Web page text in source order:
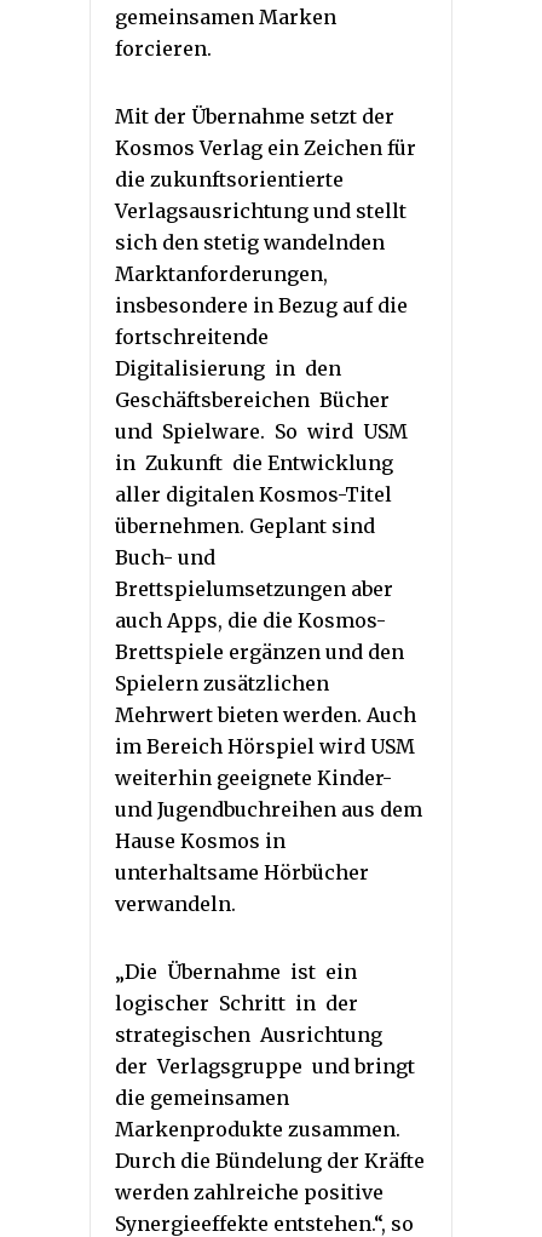
gemeinsamen Marken
forcieren.
Mit der Übernahme setzt der
Kosmos Verlag ein Zeichen für
die zukunftsorientierte
Verlagsausrichtung und stellt
sich den stetig wandelnden
Marktanforderungen,
insbesondere in Bezug auf die
fortschreitende
Digitalisierung in den
Geschäftsbereichen Bücher
und Spielware. So wird USM
in Zukunft die Entwicklung
aller digitalen Kosmos-Titel
übernehmen. Geplant sind
Buch- und
Brettspielumsetzungen aber
auch Apps, die die Kosmos-
Brettspiele ergänzen und den
Spielern zusätzlichen
Mehrwert bieten werden. Auch
im Bereich Hörspiel wird USM
weiterhin geeignete Kinder-
und Jugendbuchreihen aus dem
Hause Kosmos in
unterhaltsame Hörbücher
verwandeln.
„Die Übernahme ist ein
logischer Schritt in der
strategischen Ausrichtung
der Verlagsgruppe und bringt
die gemeinsamen
Markenprodukte zusammen.
Durch die Bündelung der Kräfte
werden zahlreiche positive
Synergieeffekte entstehen.“, so